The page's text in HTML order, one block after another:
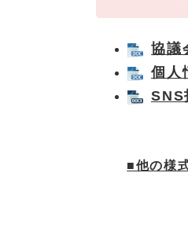
協議
個人
SNS
■他の様